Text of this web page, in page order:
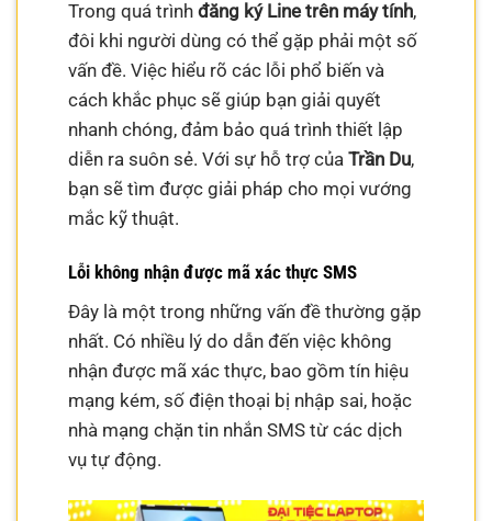
Trong quá trìnhđăng ký Line trên máy tính,
đôi khi người dùng có thể gặp phải một số
vấn đề. Việc hiểu rõ các lỗi phổ biến và
cách khắc phục sẽ giúp bạn giải quyết
nhanh chóng, đảm bảo quá trình thiết lập
diễn ra suôn sẻ. Với sự hỗ trợ củaTrần Du,
bạn sẽ tìm được giải pháp cho mọi vướng
mắc kỹ thuật.
Lỗi không nhận được mã xác thực SMS
Đây là một trong những vấn đề thường gặp
nhất. Có nhiều lý do dẫn đến việc không
nhận được mã xác thực, bao gồm tín hiệu
mạng kém, số điện thoại bị nhập sai, hoặc
nhà mạng chặn tin nhắn SMS từ các dịch
vụ tự động.